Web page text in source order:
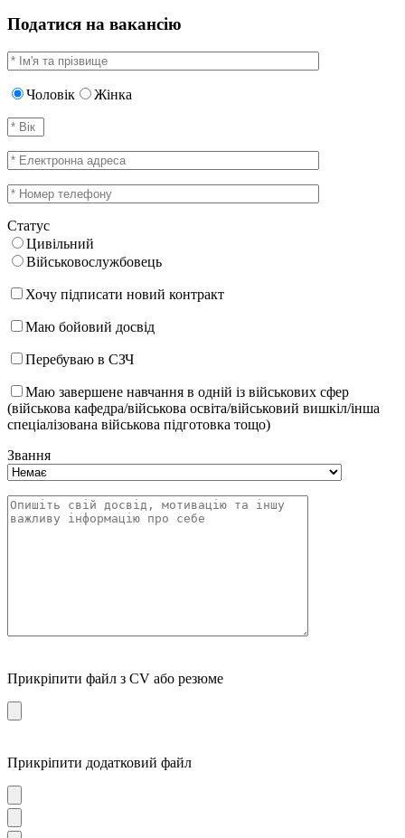
Податися на вакансію
Чоловік Жінка
Статус
Цивільний
Військовослужбовець
Хочу підписати новий контракт
Маю бойовий досвід
Перебуваю в СЗЧ
Маю завершене навчання в одній із військових сфер
(військова кафедра/військова освіта/військовий вишкіл/інша
спеціалізована військова підготовка тощо)
Звання
Прикріпити файл з CV або резюме
Прикріпити додатковий файл